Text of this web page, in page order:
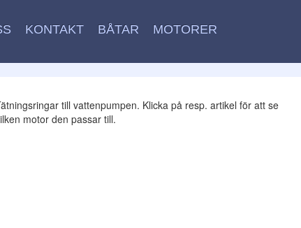
KONTAKT BÅTAR MOTORER
till vattenpumpen. Klicka på resp. artikel för att se
motor den passar till.